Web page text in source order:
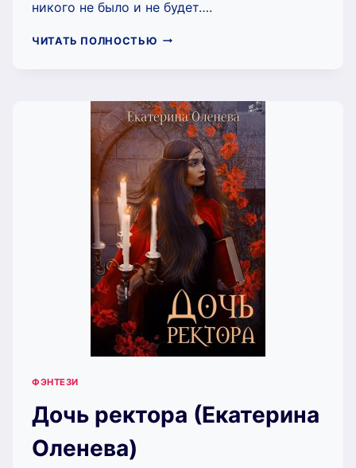
никого не было и не будет….
ЧИТАТЬ ПОЛНОСТЬЮ НЕ
(МАРГАРИТА
СВЕТЛОВА)
ФЭНТЕЗИ
Дочь ректора (Екатерина
Оленева)